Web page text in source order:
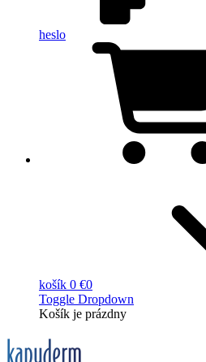
heslo
košík 0 €0
Toggle Dropdown
Košík je prázdny